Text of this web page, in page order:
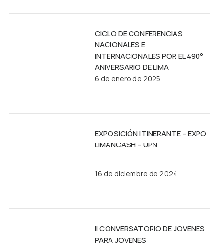
CICLO DE CONFERENCIAS
NACIONALES E
INTERNACIONALES POR EL 490°
ANIVERSARIO DE LIMA
6 de enero de 2025
EXPOSICIÓN ITINERANTE – EXPO
LIMANCASH – UPN
16 de diciembre de 2024
II CONVERSATORIO DE JOVENES
PARA JOVENES